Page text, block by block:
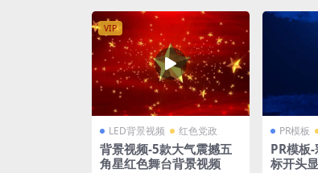
VIP
LED背景视频 红色党政
背景视频-5款大气震撼五
角星红色舞台背景视频
PR模板
PR模板
标开头